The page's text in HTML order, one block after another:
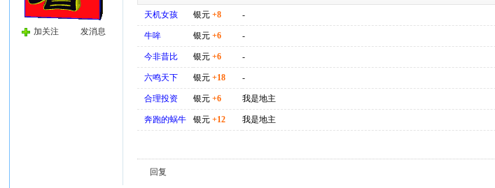
加关注 发消息
天机女孩 银元+8 -
牛哞 银元+6 -
今非昔比 银元+6 -
六鸣天下 银元+18 -
合理投资 银元+6 我是地主
奔跑的蜗牛 银元+12 我是地主
回复